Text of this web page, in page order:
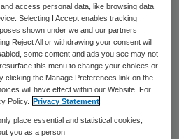
Topklinische
(STZ) hebben de
ruim 20 procent meer
access personal data, like browsing data
Selecting I Accept enables tracking
shown under we and our partners
Reject All or withdrawing your consent will
some content and ads you see may not
this menu to change your choices or
clicking the Manage Preferences link on the
will have effect within our Website. For
Policy.
Privacy Statement
place essential and statistical cookies,
you as a person